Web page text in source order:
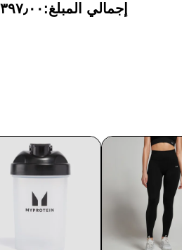
إجمالي المبلغ: ٣٩٧٫٠٠ د.إ.‏‎